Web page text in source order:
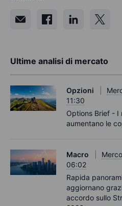
Ultime analisi di mercato
Opzioni
11:30
Options Brief - I
aumentano le
Macro
06:02
Rapida
aggiornano
accordo sullo